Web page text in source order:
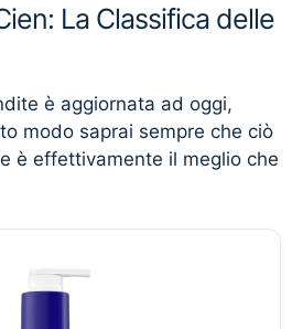
La Classifica delle
è aggiornata ad oggi,
modo saprai sempre che ciò
è effettivamente il meglio che